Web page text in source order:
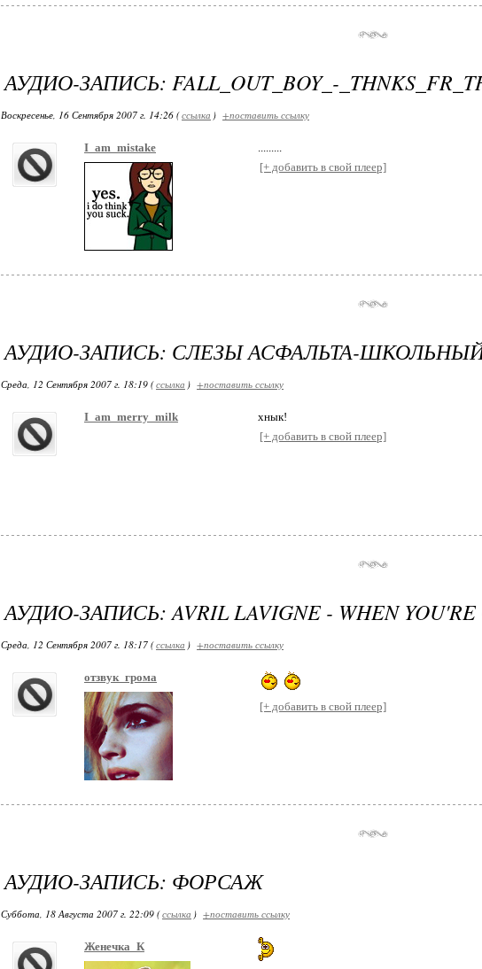
АУДИО-ЗАПИСЬ: FALL_OUT_BOY_-
Воскресенье, 16 Сентября 2007 г. 14:26 (ссылка ) +поставить ссылку
I_am_mistake
.........
[+ добавить в свой плеер]
АУДИО-ЗАПИСЬ: СЛЕЗЫ АСФАЛЬТА-
Среда, 12 Сентября 2007 г. 18:19 (ссылка ) +поставить ссылку
I_am_merry_milk
хнык!
[+ добавить в свой плеер]
АУДИО-ЗАПИСЬ: AVRIL LAVIGNE - WHEN YOU'RE
Среда, 12 Сентября 2007 г. 18:17 (ссылка ) +поставить ссылку
отзвук_грома
[+ добавить в свой плеер]
АУДИО-ЗАПИСЬ: ФОРСАЖ
Суббота, 18 Августа 2007 г. 22:09 (ссылка ) +поставить ссылку
Женечка_К